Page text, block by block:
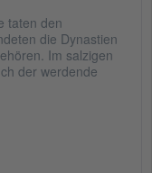
taten den
die Dynastien
Im salzigen
der werdende